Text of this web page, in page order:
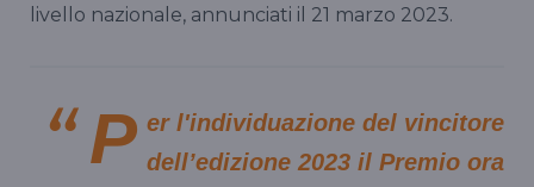
livello nazionale, annunciati il 21 marzo 2023.
P er l'individuazione del vincitore
dell’edizione 2023 il Premio ora